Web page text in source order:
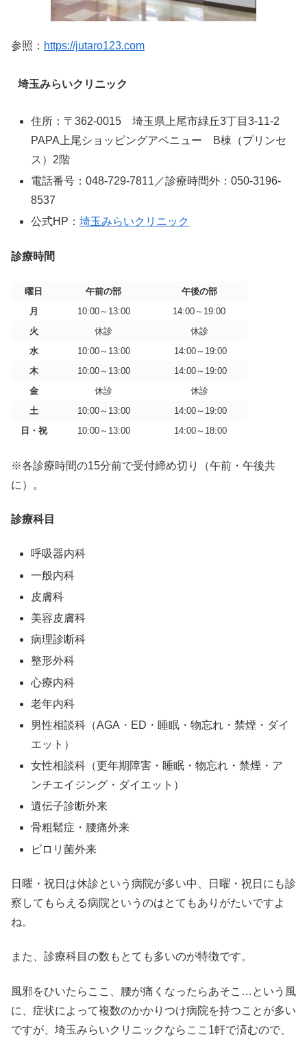
参照： https://jutaro123.com
埼玉みらいクリニック
住所：〒362-0015 埼玉県上尾市緑丘3丁目3-11-2
PAPA上尾ショッピングアベニュー B棟（プリンセ
ス）2階
電話番号：048-729-7811／診療時間外：050-3196-
8537
公式HP：埼玉みらいクリニック
診療時間
曜日 午前の部
午後の部
月
10:00～13:00
14:00～19:00
火
休診
休診
水
10:00～13:00
14:00～19:00
木
10:00～13:00
14:00～19:00
金
休診
休診
土
10:00～13:00
14:00～19:00
日・祝
10:00～13:00 14:00～18:00
※各診療時間の15分前で受付締め切り（午前・午後共
に）。
診療科目
呼吸器内科
一般内科
皮膚科
美容皮膚科
病理診断科
整形外科
心療内科
老年内科
男性相談科（AGA・ED・睡眠・物忘れ・禁煙・ダイ
エット）
女性相談科（更年期障害・睡眠・物忘れ・禁煙・ア
ンチエイジング・ダイエット）
遺伝子診断外来
骨粗鬆症・腰痛外来
ピロリ菌外来
日曜・祝日は休診という病院が多い中、日曜・祝日にも診
察してもらえる病院というのはとてもありがたいですよ
ね。
また、診療科目の数もとても多いのが特徴です。
風邪をひいたらここ、腰が痛くなったらあそこ…という風
に、症状によって複数のかかりつけ病院を持つことが多い
ですが、埼玉みらいクリニックならここ1軒で済むので、